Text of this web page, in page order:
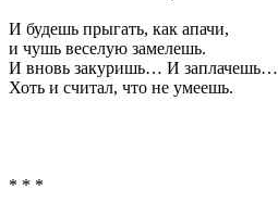
И будешь прыгать, как апачи,
и чушь веселую замелешь.
И вновь закуришь… И заплачешь…
Хоть и считал, что не умеешь.
* * *